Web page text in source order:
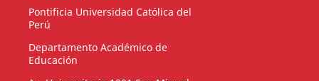
Pontificia Universidad Católica del
Perú
Departamento Académico de
Educación